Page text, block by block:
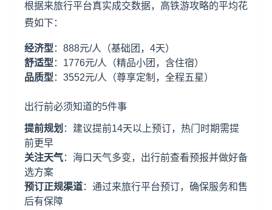
根据来旅行平台真实成交数据，高铁游攻略的平均花
费如下：
经济型 ：888元/人（基础团，4天）
舒适型 ：1776元/人（精品小团，含住宿）
品质型 ：3552元/人（尊享定制，全程五星）
出行前必须知道的5件事
提前规划 ：建议提前14天以上预订，热门时期需提
前更早
关注天气：海口天气多变，出行前查看预报并做好备
选方案
预订正规渠道：通过来旅行平台预订，确保服务和售
后有保障